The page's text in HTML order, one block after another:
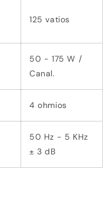
125 vatios
50 - 175 W /
Canal.
4 ohmios
50 Hz - 5 KHz
± 3 dB